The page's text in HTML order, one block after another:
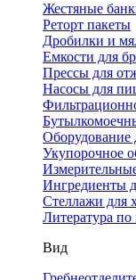
Жестяные
Реторт пакеты
Дробилки и
Емкости для
Прессы для
Насосы для
Оборудование
Укупорочное
Ингредиенты
Стеллажи для
Литература
Вид